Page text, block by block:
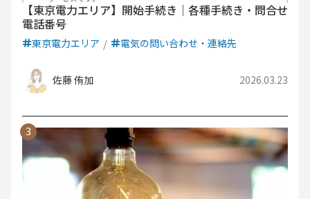
【東京電力エリア】開始手続き｜各種手続き・問合せ
電話番号
東京電力エリア 電気の問い合わせ・連絡先
佐藤 侑加 2026.03.23